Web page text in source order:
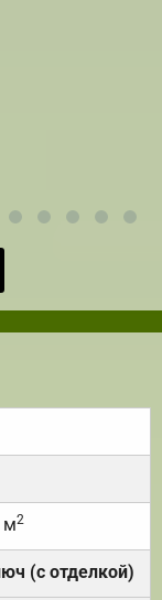
м2
(с отделкой)